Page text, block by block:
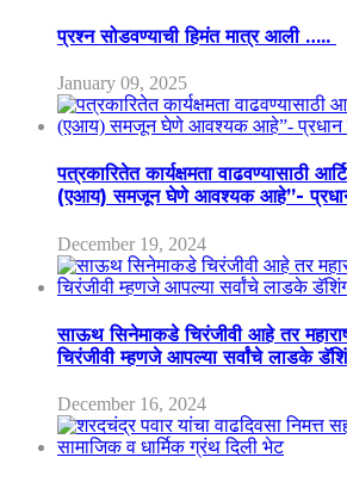
प्रश्न सोडवण्याची हिमंत मात्र आली …..
January 09, 2025
पत्रकारितेत कार्यक्षमता वाढवण्यासाठी
(एआय) समजून घेणे आवश्यक आहे”-
December 19, 2024
साऊथ सिनेमाकडे चिरंजीवी आहे तर
चिरंजीवी म्हणजे आपल्या सर्वांचे लाडके
December 16, 2024